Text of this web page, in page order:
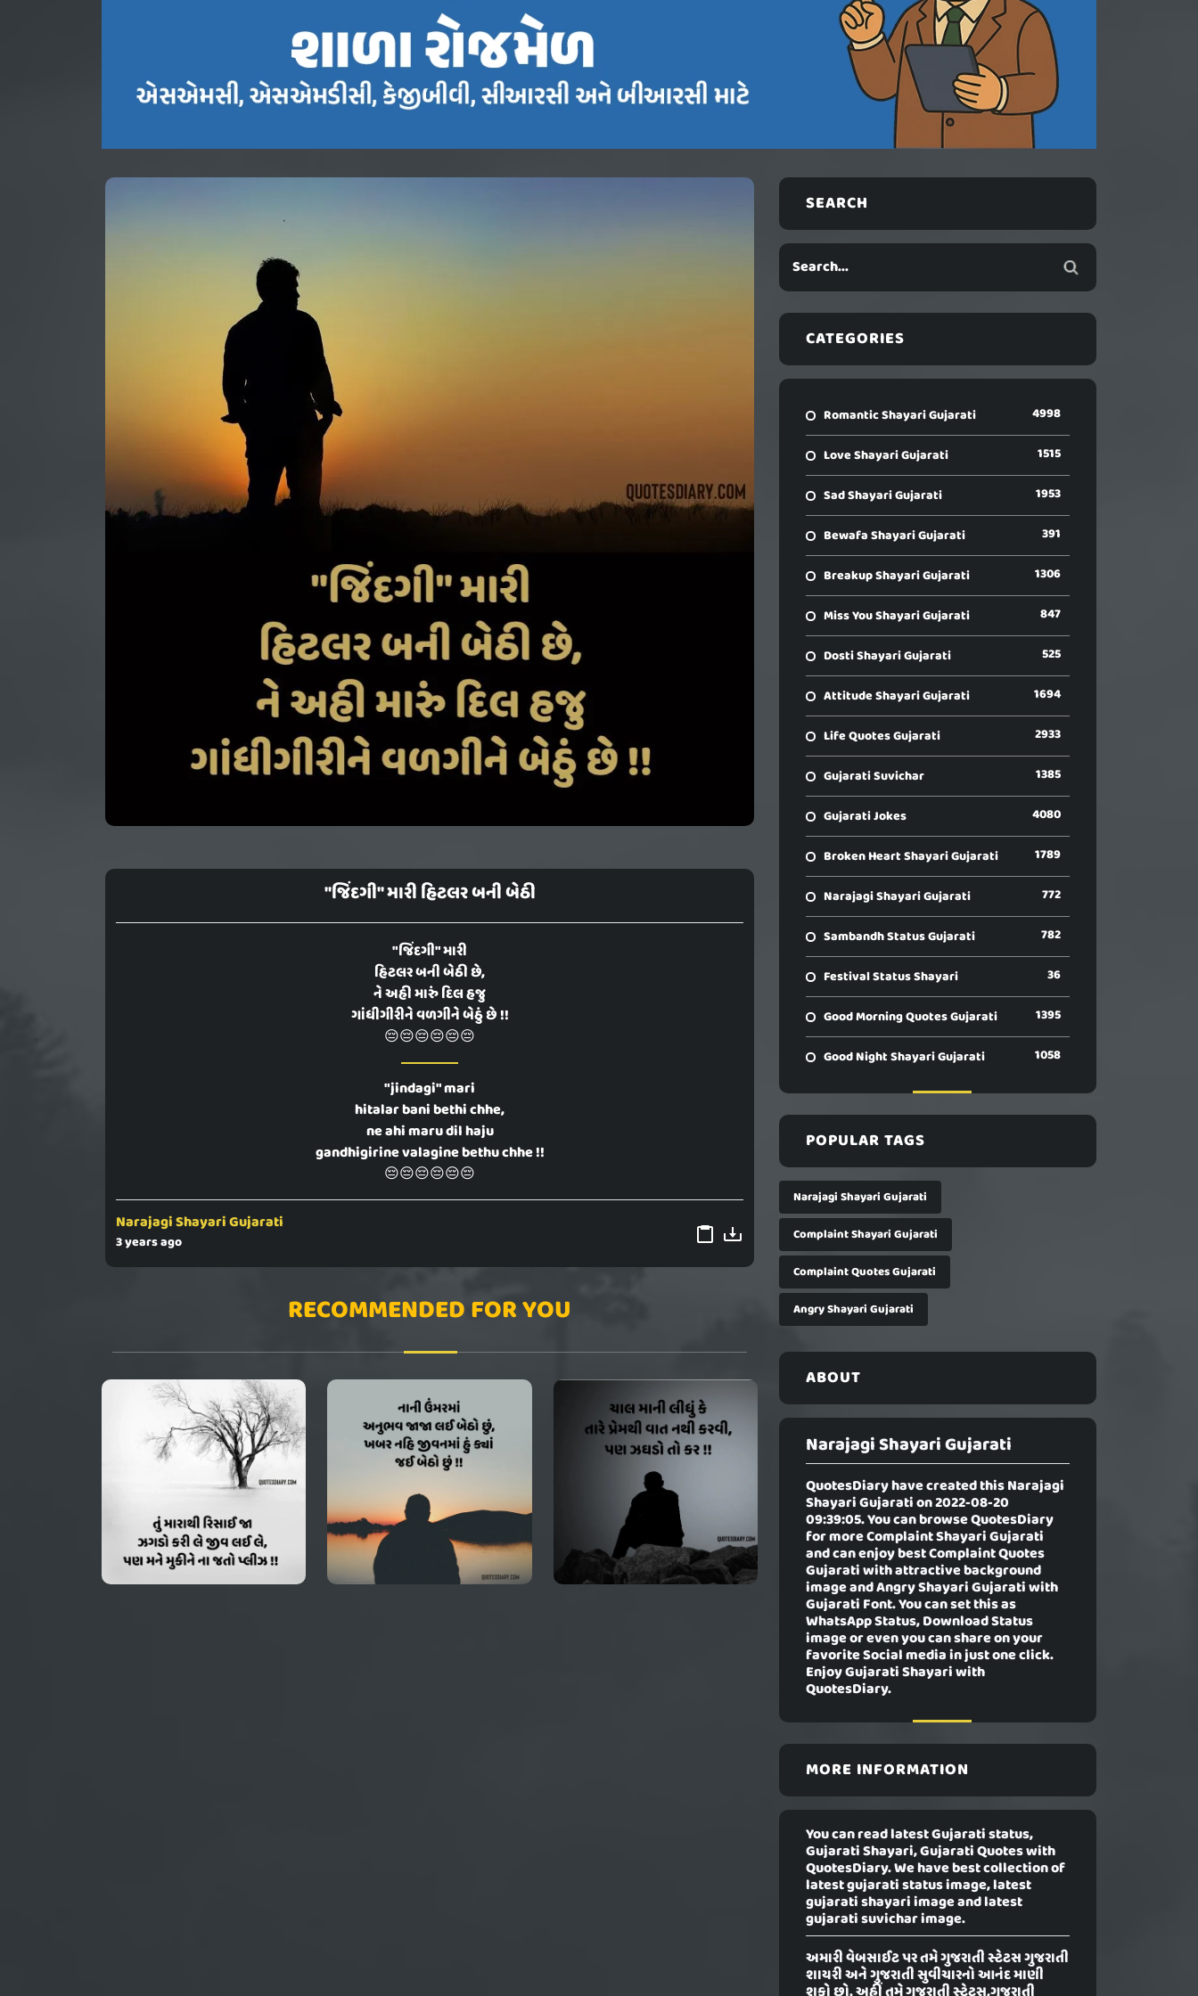
"જિંદગી" મારી હિટલર બની બેઠી
"જિંદગી" મારી
હિટલર બની બેઠી છે,
ને અહી મારું દિલ હજુ
ગાંધીગીરીને વળગીને બેઠું છે !!
😔😔😔😔😔😔
"jindagi" mari
hitalar bani bethi chhe,
ne ahi maru dil haju
gandhigirine valagine bethu chhe !!
😔😔😔😔😔😔
Narajagi Shayari Gujarati
3 years ago
RECOMMENDED FOR YOU
SEARCH
CATEGORIES
Romantic Shayari Gujarati 4998
Love Shayari Gujarati 1515
Sad Shayari Gujarati 1953
Bewafa Shayari Gujarati 391
Breakup Shayari Gujarati 1306
Miss You Shayari Gujarati 847
Dosti Shayari Gujarati 525
Attitude Shayari Gujarati 1694
Life Quotes Gujarati 2933
Gujarati Suvichar 1385
Gujarati Jokes 4080
Broken Heart Shayari Gujarati 1789
Narajagi Shayari Gujarati 772
Sambandh Status Gujarati 782
Festival Status Shayari 36
Good Morning Quotes Gujarati 1395
Good Night Shayari Gujarati 1058
POPULAR TAGS
Narajagi Shayari Gujarati
Complaint Shayari Gujarati
Complaint Quotes Gujarati
Angry Shayari Gujarati
ABOUT
Narajagi Shayari Gujarati
QuotesDiary have created thisNarajagi
Shayari Gujaration 2022-08-20
09:39:05. You can browse QuotesDiary
for more Complaint Shayari Gujarati
and can enjoy best Complaint Quotes
Gujarati with attractive background
image and Angry Shayari Gujarati with
Gujarati Font. You can set this as
WhatsApp Status, Download Status
image or even you can share on your
favorite Social media in just one click.
Enjoy Gujarati Shayari with
QuotesDiary.
MORE INFORMATION
You can read latest Gujarati status,
Gujarati Shayari, Gujarati Quotes with
QuotesDiary. We have best collection of
latest gujarati status image, latest
gujarati shayari image and latest
gujarati suvichar image.
અમારી વેબસાઈટ પર તમે ગુજરાતી સ્ટેટસ ગુજરાતી
શાયરી અને ગુજરાતી સુવીચારનો આનંદ માણી